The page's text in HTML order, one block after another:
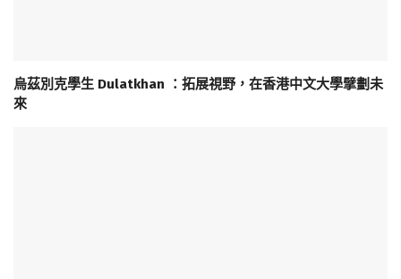
烏茲別克學生 Dulatkhan ：拓展視野，在香港中文大學擘劃未
來